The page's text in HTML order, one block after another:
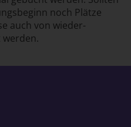
noch Plätze
auch von wieder­